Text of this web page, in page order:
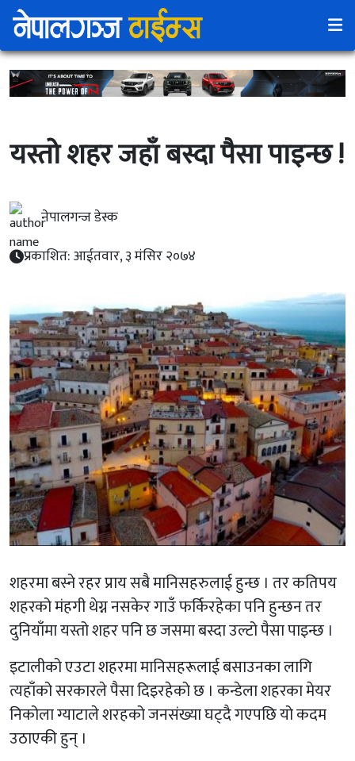
यस्तो शहर जहाँ बस्दा पैसा पाइन्छ !
नेपालगन्ज डेस्क
प्रकाशित: आईतवार, ३ मंसिर २०७४
शहरमा बस्ने रहर प्राय सबै मानिसहरुलाई हुन्छ । तर कतिपय
शहरको मंहगी थेग्न नसकेर गाउँ फर्किरहेका पनि हुन्छन तर
दुनियाँमा यस्तो शहर पनि छ जसमा बस्दा उल्टो पैसा पाइन्छ ।
इटालीको एउटा शहरमा मानिसहरूलाई बसाउनका लागि
त्यहाँको सरकारले पैसा दिइरहेको छ । कन्डेला शहरका मेयर
निकोला ग्याटाले शरहको जनसंख्या घट्दै गएपछि यो कदम
उठाएकी हुन् ।